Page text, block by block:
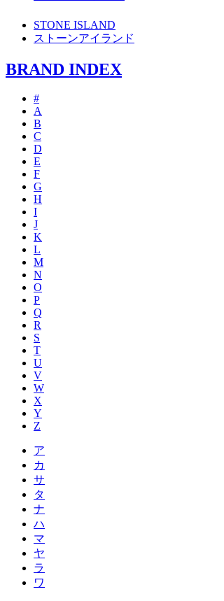
STONE ISLAND
ストーンアイランド
BRAND INDEX
#
A
B
C
D
E
F
G
H
I
J
K
L
M
N
O
P
Q
R
S
T
U
V
W
X
Y
Z
ア
カ
サ
タ
ナ
ハ
マ
ヤ
ラ
ワ